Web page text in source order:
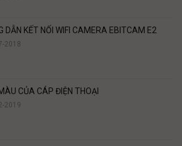
DẪN KẾT NỐI WIFI CAMERA EBITCAM E2
2018
CỦA CÁP ĐIỆN THOẠI
2019